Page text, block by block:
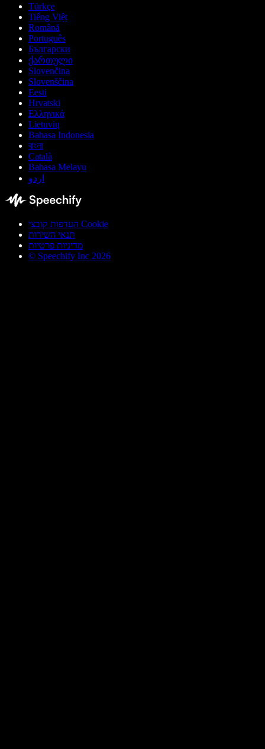
Türkçe
Tiếng Việt
Română
Português
Български
ქართული
Slovenčina
Slovenščina
Eesti
Hrvatski
Ελληνικά
Lietuvių
Bahasa Indonesia
বাংলা
Català
Bahasa Melayu
اردو
העדפות קובצי Cookie
תנאי השירות
מדיניות פרטיות
© Speechify Inc 2026